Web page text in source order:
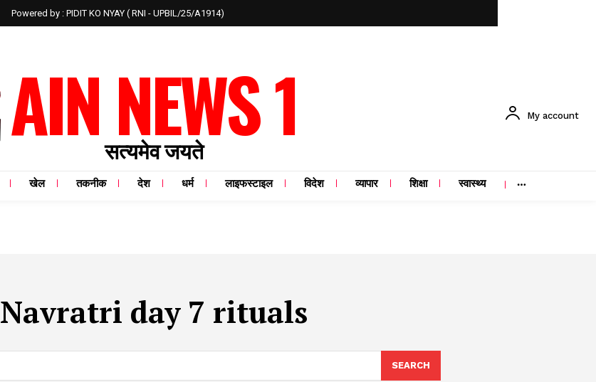
Powered by : PIDIT KO NYAY ( RNI - UPBIL/25/A1914)
AIN NEWS 1
सत्यमेव जयते
My account
खेल तकनीक देश धर्म लाइफस्टाइल विदेश व्यापार शिक्षा स्वास्थ्य
Navratri day 7 rituals
SEARCH